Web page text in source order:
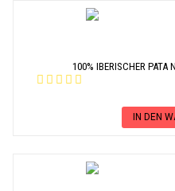
100% IBERISCHER PATA
IN DEN